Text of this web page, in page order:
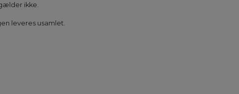
ikke.
leveres usamlet.